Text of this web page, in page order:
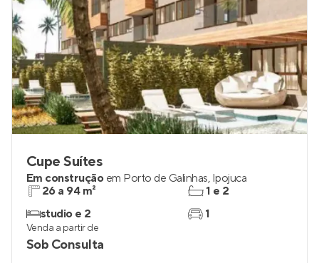
Cupe Suítes
Em construção em Porto de Galinhas, Ipojuca
26 a 94 m²
studio e 2
1 e 2
1
Venda a partir de
Sob Consulta